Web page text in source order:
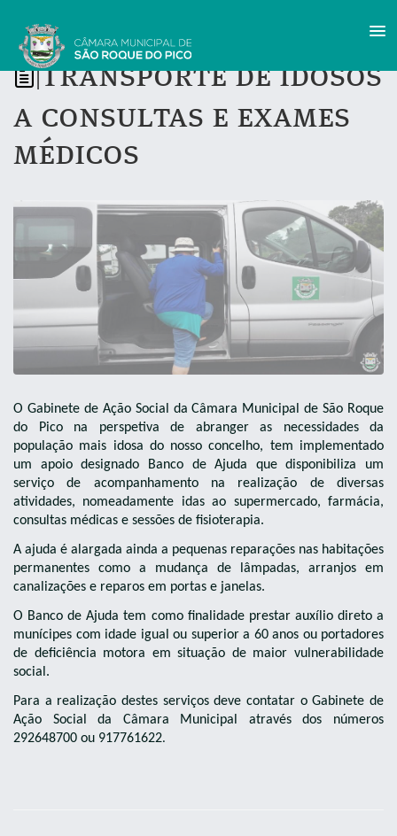
Transporte de idosos
a consultas e exames
médicos
O Gabinete de Ação Social da Câmara Municipal de São Roque
do Pico na perspetiva de abranger as necessidades da
população mais idosa do nosso concelho, tem implementado
um apoio designado Banco de Ajuda que disponibiliza um
serviço de acompanhamento na realização de diversas
atividades, nomeadamente idas ao supermercado, farmácia,
consultas médicas e sessões de fisioterapia.
A ajuda é alargada ainda a pequenas reparações nas habitações
permanentes como a mudança de lâmpadas, arranjos em
canalizações e reparos em portas e janelas.
O Banco de Ajuda tem como finalidade prestar auxílio direto a
munícipes com idade igual ou superior a 60 anos ou portadores
de deficiência motora em situação de maior vulnerabilidade
social.
Para a realização destes serviços deve contatar o Gabinete de
Ação Social da Câmara Municipal através dos números
292648700 ou 917761622.